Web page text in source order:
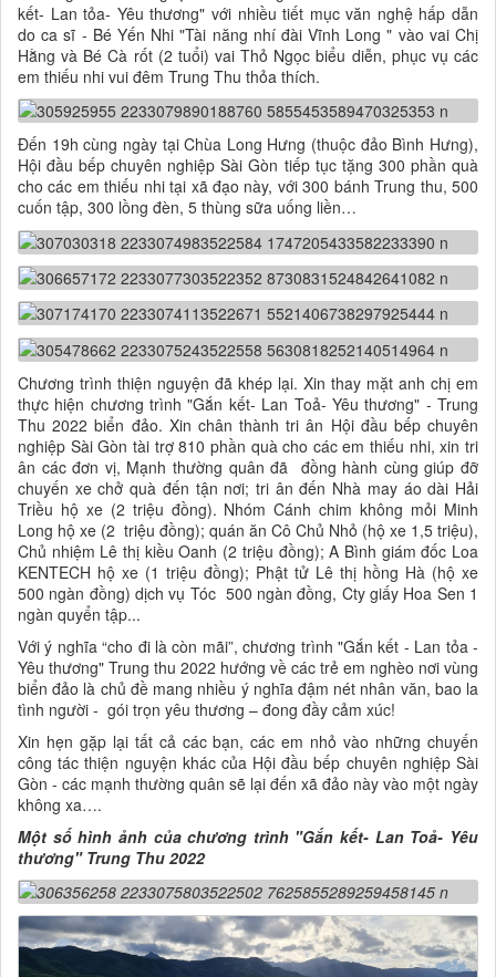
kết- Lan tỏa- Yêu thương" với nhiều tiết mục văn nghệ hấp dẫn
do ca sĩ - Bé Yến Nhi "Tài năng nhí đài Vĩnh Long " vào vai Chị
Hằng và Bé Cà rốt (2 tuổi) vai Thỏ Ngọc biểu diễn, phục vụ các
em thiếu nhi vui đêm Trung Thu thỏa thích.
Đến 19h cùng ngày tại Chùa Long Hưng (thuộc đảo Bình Hưng),
Hội đầu bếp chuyên nghiệp Sài Gòn tiếp tục tặng 300 phần quà
cho các em thiếu nhi tại xã đạo này, với 300 bánh Trung thu, 500
cuốn tập, 300 lồng đèn, 5 thùng sữa uống liền…
Chương trình thiện nguyện đã khép lại. Xin thay mặt anh chị em
thực hiện chương trình "Gắn kết- Lan Toả- Yêu thương" - Trung
Thu 2022 biển đảo. Xin chân thành tri ân Hội đầu bếp chuyên
nghiệp Sài Gòn tài trợ 810 phần quà cho các em thiếu nhi, xin tri
ân các đơn vị, Mạnh thường quân đã đồng hành cùng giúp đỡ
chuyến xe chở quà đến tận nơi; tri ân đến Nhà may áo dài Hải
Triều hộ xe (2 triệu đồng). Nhóm Cánh chim không mỏi Minh
Long hộ xe (2 triệu đồng); quán ăn Cô Chủ Nhỏ (hộ xe 1,5 triệu),
Chủ nhiệm Lê thị kiều Oanh (2 triệu đồng); A Bình giám đốc Loa
KENTECH hộ xe (1 triệu đồng); Phật tử Lê thị hồng Hà (hộ xe
500 ngàn đồng) dịch vụ Tóc 500 ngàn đồng, Cty giấy Hoa Sen 1
ngàn quyển tập...
Với ý nghĩa “cho đi là còn mãi”, chương trình "Gắn kết - Lan tỏa -
Yêu thương" Trung thu 2022 hướng về các trẻ em nghèo nơi vùng
biển đảo là chủ đề mang nhiều ý nghĩa đậm nét nhân văn, bao la
tình người - gói trọn yêu thương – đong đầy cảm xúc!
Xin hẹn gặp lại tất cả các bạn, các em nhỏ vào những chuyến
công tác thiện nguyện khác của Hội đầu bếp chuyên nghiệp Sài
Gòn - các mạnh thường quân sẽ lại đến xã đảo này vào một ngày
không xa….
Một số hình ảnh của chương trình "Gắn kết- Lan Toả- Yêu
thương" Trung Thu 2022